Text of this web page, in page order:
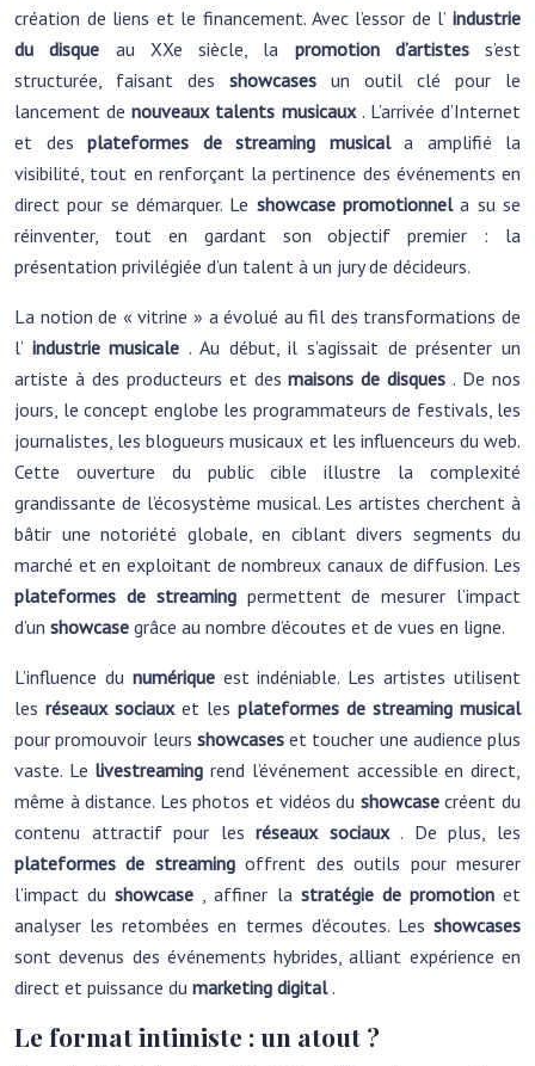
création de liens et le financement. Avec l’essor de l’ industrie
du disque au XXe siècle, la promotion d’artistes s’est
structurée, faisant des showcases un outil clé pour le
lancement denouveaux talents musicaux . L’arrivée d’Internet
et des plateformes de streaming musical a amplifié la
visibilité, tout en renforçant la pertinence des événements en
direct pour se démarquer. Le showcase promotionnela su se
réinventer, tout en gardant son objectif premier : la
présentation privilégiée d’un talent à un jury de décideurs.
La notion de « vitrine » a évolué au fil des transformations de
l’ industrie musicale. Au début, il s’agissait de présenter un
artiste à des producteurs et desmaisons de disques. De nos
jours, le concept englobe les programmateurs de festivals, les
journalistes, les blogueurs musicaux et les influenceurs du web.
Cette ouverture du public cible illustre la complexité
grandissante de l’écosystème musical. Les artistes cherchent à
bâtir une notoriété globale, en ciblant divers segments du
marché et en exploitant de nombreux canaux de diffusion. Les
plateformes de streaming permettent de mesurer l’impact
d’un showcase grâce au nombre d’écoutes et de vues en ligne.
L’influence du numérique est indéniable. Les artistes utilisent
les réseaux sociaux et les plateformes de streaming musical
pour promouvoir leurs showcases et toucher une audience plus
vaste. Le livestreamingrend l’événement accessible en direct,
même à distance. Les photos et vidéos du showcasecréent du
contenu attractif pour lesréseaux sociaux. De plus, les
plateformes de streamingoffrent des outils pour mesurer
l’impact dushowcase , affiner la stratégie de promotionet
analyser les retombées en termes d’écoutes. Les showcases
sont devenus des événements hybrides, alliant expérience en
direct et puissance du marketing digital.
Le format intimiste : un atout ?